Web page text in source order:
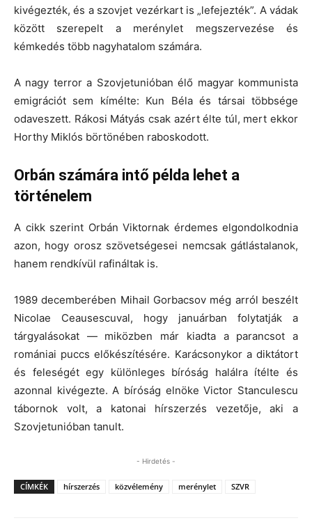
kivégezték, és a szovjet vezérkart is „lefejezték”. A vádak
között szerepelt a merénylet megszervezése és
kémkedés több nagyhatalom számára.
A nagy terror a Szovjetunióban élő magyar kommunista
emigrációt sem kímélte: Kun Béla és társai többsége
odaveszett. Rákosi Mátyás csak azért élte túl, mert ekkor
Horthy Miklós börtönében raboskodott.
Orbán számára intő példa lehet a
történelem
A cikk szerint Orbán Viktornak érdemes elgondolkodnia
azon, hogy orosz szövetségesei nemcsak gátlástalanok,
hanem rendkívül rafináltak is.
1989 decemberében Mihail Gorbacsov még arról beszélt
Nicolae Ceausescuval, hogy januárban folytatják a
tárgyalásokat — miközben már kiadta a parancsot a
romániai puccs előkészítésére. Karácsonykor a diktátort
és feleségét egy különleges bíróság halálra ítélte és
azonnal kivégezte. A bíróság elnöke Victor Stanculescu
tábornok volt, a katonai hírszerzés vezetője, aki a
Szovjetunióban tanult.
- Hirdetés -
CÍMKÉK hírszerzés közvélemény merénylet SZVR